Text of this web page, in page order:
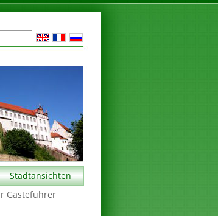
Stadtansichten
Gästeführer